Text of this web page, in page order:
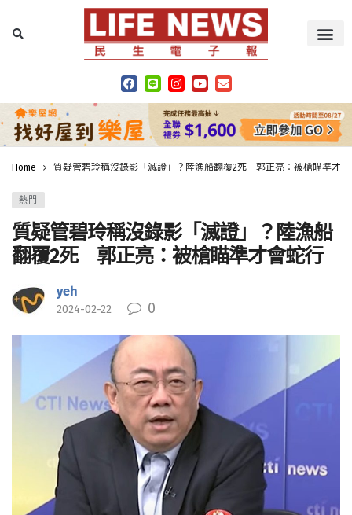
Home 質疑管碧玲稱沒錄影「滅證」？陸漁船翻覆2死 郭正亮：被槍瞄準才會
熱門
質疑管碧玲稱沒錄影「滅證」？陸漁船
翻覆2死 郭正亮：被槍瞄準才會蛇行
yeh
2024-02-22 0